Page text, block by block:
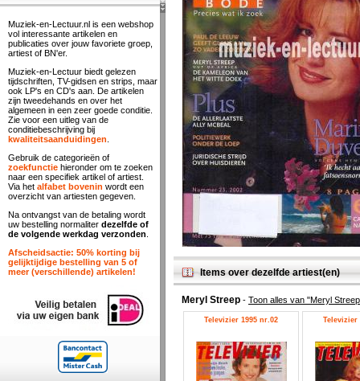
Items over dezelfde artiest(en)
Meryl Streep - Toon alles van "Meryl
Televizier 1995 nr.02 Televizier
Muziek-en-Lectuur.nl is een webshop
vol interessante artikelen en
publicaties over jouw favoriete groep,
artiest of BN'er.
Muziek-en-Lectuur biedt gelezen
tijdschriften, TV-gidsen en strips, maar
ook LP's en CD's aan. De artikelen
zijn tweedehands en over het
algemeen in een zeer goede conditie.
Zie voor een uitleg van de
conditiebeschrijving bij
kwaliteitsaanduidingen
Gebruik de categorieën of
zoekfunctie hieronder om te zoeken
naar een specifiek artikel of artiest.
Via het alfabet bovenin wordt een
overzicht van artiesten gegeven.
Na ontvangst van de betaling wordt
uw bestelling normaliter dezelfde of
de volgende werkdag verzonden
Afscheidsactie: 50% korting bij
gelijktijdige bestelling van 5 of
meer (verschillende) artikelen!